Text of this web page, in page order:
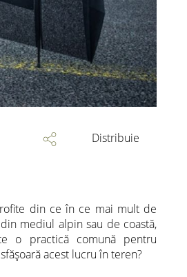
Distribuie
din ce în ce mai mult de
mediul alpin sau de coastă,
o practică comună pentru
acest lucru în teren?